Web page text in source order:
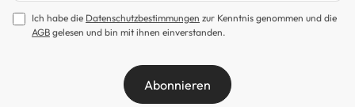
Ich habe die Datenschutzbestimmungen zur Kenntnis genommen und die
AGB gelesen und bin mit ihnen einverstanden.
Abonnieren